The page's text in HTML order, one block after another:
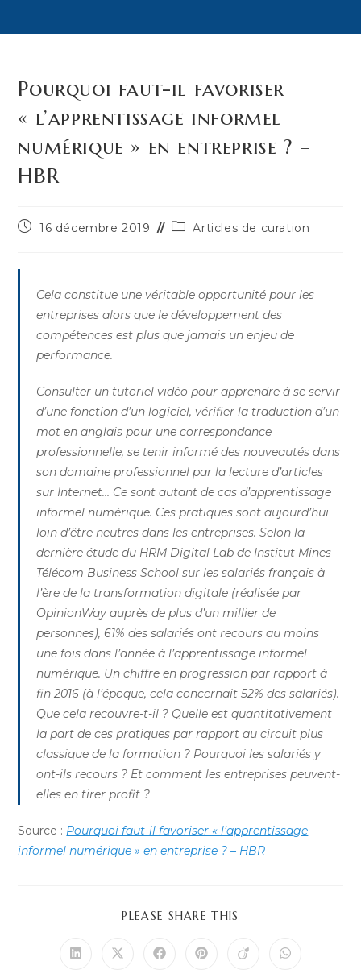
Pourquoi faut-il favoriser
« l’apprentissage informel
numérique » en entreprise ? –
HBR
Publication
16 décembre 2019
PostArticles de curation
Cela constitue une véritable opportunité pour les
entreprises alors que le développement des
compétences est plus que jamais un enjeu de
performance.
Consulter un tutoriel vidéo pour apprendre à se servir
d’une fonction d’un logiciel, vérifier la traduction d’un
mot en anglais pour une correspondance
professionnelle, se tenir informé des nouveautés dans
son domaine professionnel par la lecture d’articles
sur Internet… Ce sont autant de cas d’apprentissage
informel numérique. Ces pratiques sont aujourd’hui
loin d’être neutres dans les entreprises. Selon la
dernière étude du HRM Digital Lab de Institut Mines-
Télécom Business School sur les salariés français à
l’ère de la transformation digitale (réalisée par
OpinionWay auprès de plus d’un millier de
personnes), 61% des salariés ont recours au moins
une fois dans l’année à l’apprentissage informel
numérique. Un chiffre en progression par rapport à
fin 2016 (à l’époque, cela concernait 52% des salariés).
Que cela recouvre-t-il ? Quelle est quantitativement
la part de ces pratiques par rapport au circuit plus
classique de la formation ? Pourquoi les salariés y
ont-ils recours ? Et comment les entreprises peuvent-
elles en tirer profit ?
Source : Pourquoi faut-il favoriser « l’apprentissage
informel numérique » en entreprise ? – HBR
PLEASE SHARE THIS
Ouvrir
Ouvrir Ouvrir Ouvrir Ouvrir Ouvrir